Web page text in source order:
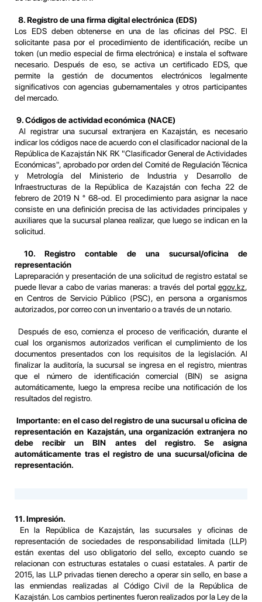
8. Registro de una firma digital electrónica (EDS)
Los EDS deben obtenerse en una de las oficinas del PSC. El
solicitante pasa por el procedimiento de identificación, recibe un
token (un medio especial de firma electrónica) e instala el software
necesario. Después de eso, se activa un certificado EDS, que
permite la gestión de documentos electrónicos legalmente
significativos con agencias gubernamentales y otros participantes
del mercado.
9. Códigos de actividad económica (NACE)
Al registrar una sucursal extranjera en Kazajstán, es necesario
indicar los códigos nace de acuerdo con el clasificador nacional de la
República de Kazajstán NK RK "Clasificador General de Actividades
Económicas", aprobado por orden del Comité de Regulación Técnica
y Metrología del Ministerio de Industria y Desarrollo de
Infraestructuras de la República de Kazajstán con fecha 22 de
febrero de 2019 N ° 68-od. El procedimiento para asignar la nace
consiste en una definición precisa de las actividades principales y
auxiliares que la sucursal planea realizar, que luego se indican en la
solicitud.
10. Registro contable de una sucursal/oficina de
representación
Lapreparación y presentación de una solicitud de registro estatal se
puede llevar a cabo de varias maneras: a través del portal egov.kz,
en Centros de Servicio Público (PSC), en persona a organismos
autorizados, por correo con un inventario o a través de un notario.
Después de eso, comienza el proceso de verificación, durante el
cual los organismos autorizados verifican el cumplimiento de los
documentos presentados con los requisitos de la legislación. Al
finalizar la auditoría, la sucursal se ingresa en el registro, mientras
que el número de identificación comercial (BIN) se asigna
automáticamente, luego la empresa recibe una notificación de los
resultados del registro.
Importante: en el caso del registro de una sucursal u oficina de
representación en Kazajstán, una organización extranjera no
debe recibir un BIN antes del registro. Se asigna
automáticamente tras el registro de una sucursal/oficina de
representación.
11. Impresión.
En la República de Kazajstán, las sucursales y oficinas de
representación de sociedades de responsabilidad limitada (LLP)
están exentas del uso obligatorio del sello, excepto cuando se
relacionan con estructuras estatales o cuasi estatales. A partir de
2015, las LLP privadas tienen derecho a operar sin sello, en base a
las enmiendas realizadas al Código Civil de la República de
Kazajstán. Los cambios pertinentes fueron realizados por la Ley de la